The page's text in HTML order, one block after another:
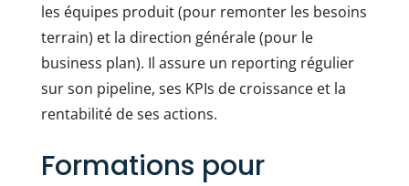
les équipes produit (pour remonter les besoins
terrain) et la direction générale (pour le
business plan). Il assure un reporting régulier
sur son pipeline, ses KPIs de croissance et la
rentabilité de ses actions.
Formations pour